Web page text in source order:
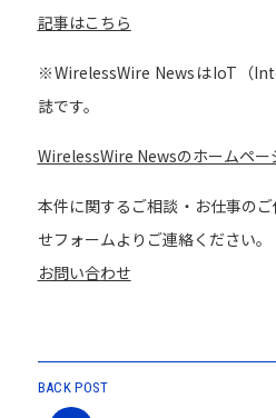
記事はこちら
※WirelessWire NewsはIoT（
誌です。
WirelessWire Newsのホームペー
本件に関するご相談・お仕事の
せフォームよりご連絡ください。
お問い合わせ
BACK POST